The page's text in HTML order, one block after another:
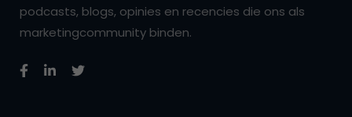
podcasts, blogs, opinies en recencies die ons als
marketingcommunity binden.